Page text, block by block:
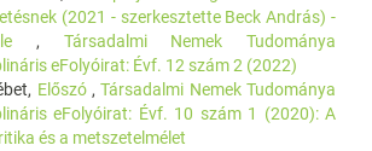
(2021 - szerkesztette Beck András) -
, Társadalmi Nemek Tudománya
eFolyóirat: Évf. 12 szám 2 (2022)
Előszó ,Társadalmi Nemek Tudománya
eFolyóirat: Évf. 10 szám 1 (2020): A
és a metszetelmélet